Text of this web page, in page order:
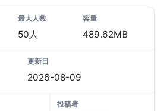
最大人数
50人
容量
489.62MB
更新日
2026-08-09
投稿者